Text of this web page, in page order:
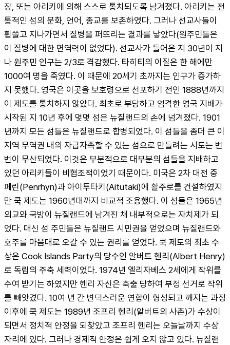
장, 또는 아리키에 의해 스스로 통치되도록 남겨졌다. 아리키는 전
통적인 섬의 문화, 언어, 종교를 보존하였다. 그러나 선교사들이
휩쓸고 지나가면서 질병을 퍼뜨리는 결과를 낳았다(원주민들은
이 질병에 대한 면역력이 없었다). 선교사가 들어온 지 30년이 지
나 원주민 인구는 2/3로 격감했다. 타히티의 이질은 한 해에만
1000여 명을 죽였다. 이 때문에 20세기 초까지는 인구가 증가하
지 못했다. 영국은 이곳을 보호령으로 선포하기 전인 1888년까지
이 제도를 통치하지 않았다. 최초로 부당하고 엄격한 영국 지배가
시작된 지 10년 후에 몇몇 섬은 뉴질랜드의 손에 넘겨졌다. 1901
년까지 모든 섬들은 뉴질랜드로 합병되었다. 이 섬들을 좀더 큰 이
지역 무역권 내의 자급자족할 수 있는 섬으로 만들려는 시도는 번
번이 무산되었다. 이것은 부분적으로 대부분의 섬들을 지배하고
있던 아리키들이 비협조적이었기 때문이다. 미국은 2차 대전 중
페린(Penrhyn)과 아이투타키(Aitutaki)에 활주로를 건설하였지
만 쿡 제도는 1960년대까지 비교적 조용했다. 이 섬들은 1965년
외교와 국방이 뉴질랜드에 남겨진 채 내부적으로는 자치제가 되
었다. 대신 섬 주민들은 뉴질랜드 시민권을 얻었으며 뉴질랜드와
호주를 마음대로 오갈 수 있는 권리를 얻었다. 쿡 제도의 최초 수
상은 Cook Islands Party의 당수인 알버트 헨리(Albert Henry)
로 독립의 주축 세력이었다. 1974년 엘리자베스 2세에게 작위를
수여 받기는 하였지만 헨리 자신은 축출 당하여 부정 선거로 작위
를 빼앗겼다. 10여 년 간 변덕스러운 연합이 형성되고 깨지는 과정
이후에 쿡 제도는 1989년 조프리 헨리(알버트의 사촌)가 수상이
되면서 정치적 안정을 되찾았고 조프리 헨리는 오늘날까지 수상
자리에 있다. 그러나 경제적 안정은 쉽게 오지 않고 있다. 뉴질랜